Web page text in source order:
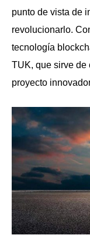
punto de vista de
revolucionarlo.
tecnología
TUK, que sirve de
proyecto